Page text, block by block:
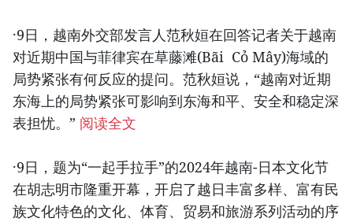
·9日，越南外交部发言人范秋姮在回答记者关于越南
对近期中国与菲律宾在草藤滩(Bãi Cỏ Mây)海域的
局势紧张有何反应的提问。范秋姮说，“越南对近期
东海上的局势紧张可影响到东海和平、安全和稳定深
表担忧。” 阅读全文
·9日，题为“一起手拉手”的2024年越南-日本文化节
在胡志明市隆重开幕，开启了越日丰富多样、富有民
族文化特色的文化、体育、贸易和旅游系列活动的序